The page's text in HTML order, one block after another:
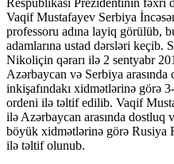
Vaqif Mustafayev Serbiya
professoru adına layiq görülüb,
adamlarına ustad dərsləri keçib.
Nikoliçin qərarı ilə 2 sentyabr
Azərbaycan və Serbiya
inkişafındakı xidmətlərinə görə
ordeni ilə təltif edilib. Vaqif
ilə Azərbaycan arasında dostluq
böyük xidmətlərinə görə Rusiya
ilə təltif olunub.